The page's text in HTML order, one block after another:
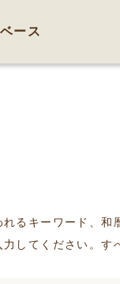
ース
るキーワード、
してください。